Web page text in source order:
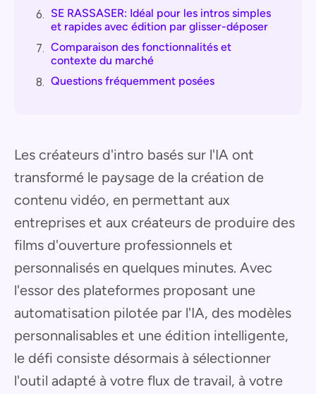
6. SE RASSASER: Idéal pour les intros simples
et rapides avec édition par glisser-déposer
7. Comparaison des fonctionnalités et
contexte du marché
8. Questions fréquemment posées
Les créateurs d'intro basés sur l'IA ont
transformé le paysage de la création de
contenu vidéo, en permettant aux
entreprises et aux créateurs de produire des
films d'ouverture professionnels et
personnalisés en quelques minutes. Avec
l'essor des plateformes proposant une
automatisation pilotée par l'IA, des modèles
personnalisables et une édition intelligente,
le défi consiste désormais à sélectionner
l'outil adapté à votre flux de travail, à votre